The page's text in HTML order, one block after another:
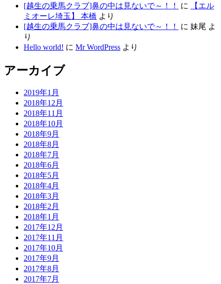
[越生の乗馬クラブ]鼻の中は見ないで～！！
に
【エル
ミオーレ埼玉】 本橋 より
[越生の乗馬クラブ]鼻の中は見ないで～！！
に 妹尾 よ
り
Hello world! に Mr WordPress より
アーカイブ
2019年1月
2018年12月
2018年11月
2018年10月
2018年9月
2018年8月
2018年7月
2018年6月
2018年5月
2018年4月
2018年3月
2018年2月
2018年1月
2017年12月
2017年11月
2017年10月
2017年9月
2017年8月
2017年7月